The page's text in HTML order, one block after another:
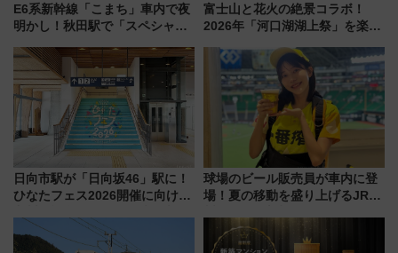
E6系新幹線「こまち」車内で夜
明かし！秋田駅で「スペシャル
法は？
富士山と花火の絶景コラボ！
2026年「河口湖湖上祭」を楽し
ススメ
日向市駅が「日向坂46」駅に！
ひなたフェス2026開催に向けJR
全力応援 夜行列車「ドリーム
おひさま号」も走る
球場のビール販売員が車内に登
場！夏の移動を盛り上げるJR九
月7日限定 ソフトバンクホーク
スとコラボ